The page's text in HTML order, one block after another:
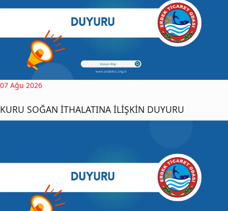
07 Ağu 2026
KURU SOĞAN İTHALATINA İLİŞKİN DUYURU